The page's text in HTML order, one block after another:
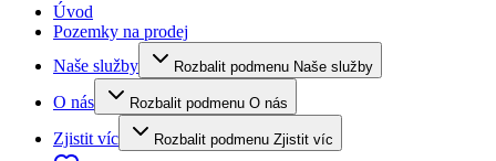
Úvod
Pozemky na prodej
Naše služby
Rozbalit podmenu Naše služby
O nás Rozbalit podmenu O nás
Zjistit víc Rozbalit podmenu Zjistit víc